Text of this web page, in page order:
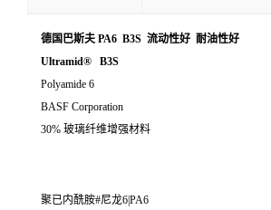
德国巴斯夫 PA6 B3S 流动性好 耐油性好
Ultramid® B3S
Polyamide 6
BASF Corporation
30% 玻璃纤维增强材料
聚已内酰胺#尼龙6|PA6